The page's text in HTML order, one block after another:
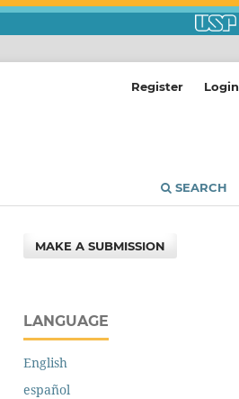
SEARCH
Register Login
MAKE A SUBMISSION
LANGUAGE
English
español